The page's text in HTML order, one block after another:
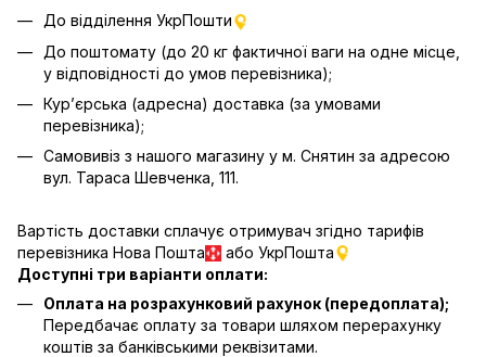
До відділення УкрПошти
До поштомату (до 20 кг фактичної ваги на одне місце,
у відповідності до умов перевізника);
Кур’єрська (адресна) доставка (за умовами
перевізника);
Самовивіз з нашого магазину у м. Снятин за адресою
вул. Тараса Шевченка, 111.
Вартість доставки сплачує отримувач згідно тарифів
перевізника Нова Пошта
або УкрПошта
Доступні три варіанти оплати:
Оплата на розрахунковий рахунок (передоплата);
Передбачає оплату за товари шляхом перерахунку
коштів за банківськими реквізитами.